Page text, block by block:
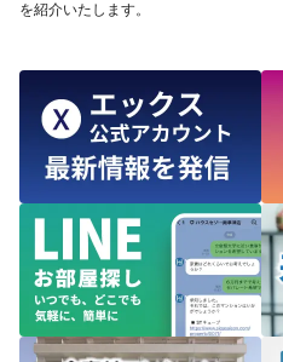
を紹介いたします。